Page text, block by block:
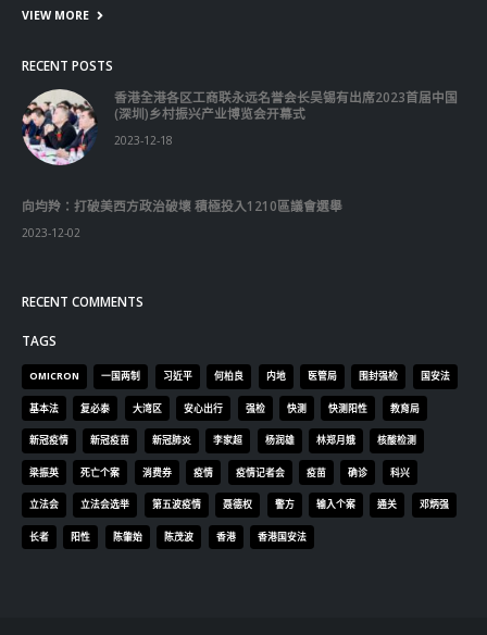
VIEW MORE
RECENT POSTS
香港全港各区工商联永远名誉会长吴锡有出席2023首届中国
(深圳)乡村振兴产业博览会开幕式
2023-12-18
向均羚：打破美西方政治破壞 積極投入1210區議會選舉
2023-12-02
RECENT COMMENTS
TAGS
OMICRON 一国两制 习近平 何柏良 内地 医管局 围封强检 国安法
基本法 复必泰 大湾区 安心出行 强检 快测 快测阳性 教育局
新冠疫情 新冠疫苗 新冠肺炎 李家超 杨润雄 林郑月娥 核酸检测
梁振英 死亡个案 消费券 疫情 疫情记者会 疫苗 确诊 科兴
立法会 立法会选举 第五波疫情 聂德权 警方 输入个案 通关 邓炳强
长者 阳性 陈肇始 陈茂波 香港 香港国安法